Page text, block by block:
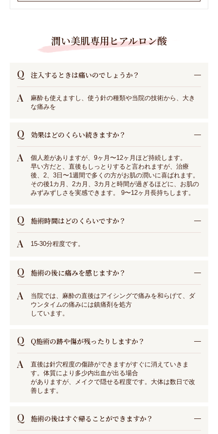
潤い美肌専用ヒアルロン酸
Q 注⼊するときは痛いのでしょうか？
A
⿇酔も使えますし、使う針の種類や当院の技術から、⼤き
な痛みを
Q 効果はどのくらい続きますか？
A
個⼈差がありますが、9ヶ⽉〜12ヶ⽉ほど持続します。
早い⽅だと、直後もしっとりすると⾔われますが、治療
後、2、3⽇〜1週間で多くの⽅がお肌の潤いに喜ばれます。
その後1カ⽉、2カ⽉、3カ⽉と時間が過ぎるほどに、お肌の
みずみずしさを実感できます。 9〜12ヶ⽉⻑持ちします。
Q 施術時間はどのくらいですか？
A 15-30分程度です。
Q 施術の後に痛みを感じますか？
A
当院では、⿇酔の直後はアイシングで痛みを和らげて、ダ
ウンタイムの痛みには鎮痛剤を処⽅
しています。
Q Q施術の跡や傷が残ったりしますか？
A
直後は針⽳程度の傷跡ができますがすぐに消えていきま
す。体質により多少内出⾎が出る場合
がありますが、メイクで隠せる程度です。⼤体は数⽇で改
善します。
Q 施術の後はすぐ帰ることができますか？